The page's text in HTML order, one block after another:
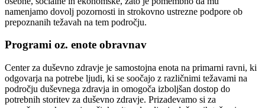
namenjamo dovolj pozornosti in strokovno ustrezne podpore ob
prepoznanih težavah na tem področju.
Programi oz. enote obravnav
Center za duševno zdravje je samostojna enota na primarni ravni, ki
odgovarja na potrebe ljudi, ki se soočajo z različnimi težavami na
področju duševnega zdravja in omogoča izboljšan dostop do
potrebnih storitev za duševno zdravje. Prizadevamo si za